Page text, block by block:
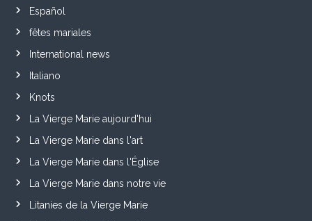
Español
fêtes mariales
International news
Italiano
Knots
La Vierge Marie aujourd'hui
La Vierge Marie dans l'art
La Vierge Marie dans l'Église
La Vierge Marie dans notre vie
Litanies de la Vierge Marie